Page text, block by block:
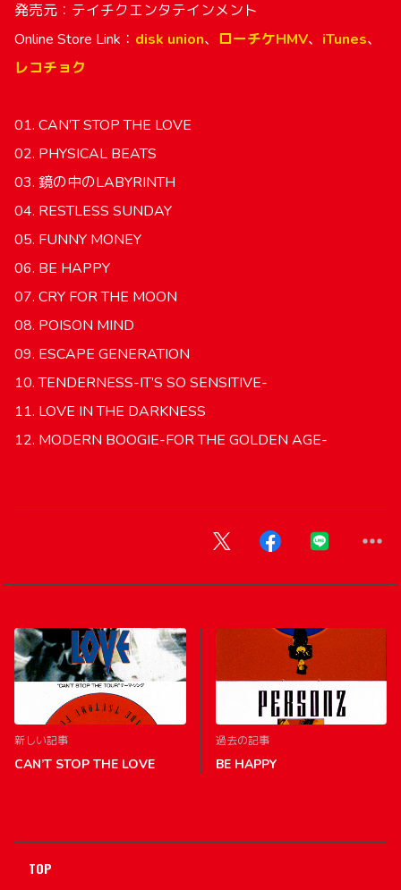
発売元：テイチクエンタテインメント
Online Store Link： disk union、 ローチケHMV、 iTunes、
レコチョク
01. CAN’T STOP THE LOVE
02. PHYSICAL BEATS
03. 鏡の中のLABYRINTH
04. RESTLESS SUNDAY
05. FUNNY MONEY
06. BE HAPPY
07. CRY FOR THE MOON
08. POISON MIND
09. ESCAPE GENERATION
10. TENDERNESS-IT’S SO SENSITIVE-
11. LOVE IN THE DARKNESS
12. MODERN BOOGIE-FOR THE GOLDEN AGE-
新しい記事
CAN’T STOP THE LOVE
過去の記事
BE HAPPY
TOP